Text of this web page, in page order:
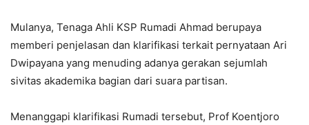
Mulanya, Tenaga Ahli KSP Rumadi Ahmad berupaya
memberi penjelasan dan klarifikasi terkait pernyataan Ari
Dwipayana yang menuding adanya gerakan sejumlah
sivitas akademika bagian dari suara partisan.
Menanggapi klarifikasi Rumadi tersebut, Prof Koentjoro